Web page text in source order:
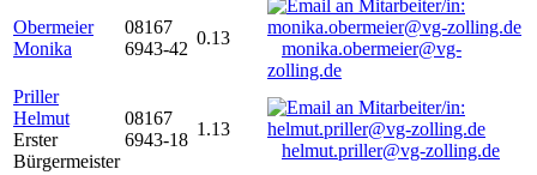
Obermeier
Monika
08167
6943-42
0.13
monika.obermeier@vg-
zolling.de
Priller
Helmut
Erster
Bürgermeister
08167
6943-18
1.13
helmut.priller@vg-zolling.de